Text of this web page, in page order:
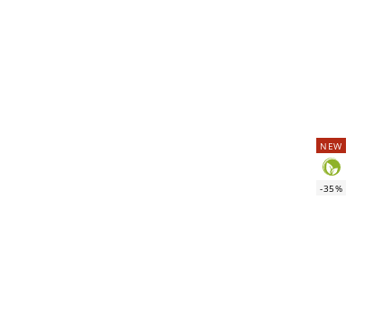
NEW
-35%